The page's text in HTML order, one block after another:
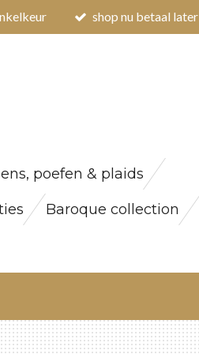
shop nu betaal later
poefen & plaids
Baroque collection